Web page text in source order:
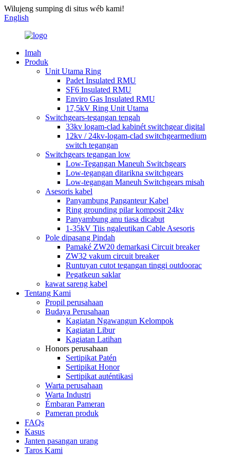
Wilujeng sumping di situs wéb kami!
English
Imah
Produk
Unit Utama Ring
Padet Insulated RMU
SF6 Insulated RMU
Enviro Gas Insulated RMU
17,5kV Ring Unit Utama
Switchgears-tegangan tengah
33kv logam-clad kabinét switchgear digital
12kv / 24kv-logam-clad switchgearmedium
switch tegangan
Switchgears tegangan low
Low-Tegangan Maneuh Switchgears
Low-tegangan ditarikna switchgears
Low-tegangan Maneuh Switchgears misah
Asesoris kabel
Panyambung Panganteur Kabel
Ring grounding pilar komposit 24kv
Panyambung anu tiasa dicabut
1-35kV Tiis ngaleutikan Cable Asesoris
Pole dipasang Pindah
Pamaké ZW20 demarkasi Circuit breaker
ZW32 vakum circuit breaker
Runtuyan cutot tegangan tinggi outdoorac
Pegatkeun saklar
kawat sareng kabel
Tentang Kami
Propil perusahaan
Budaya Perusahaan
Kagiatan Ngawangun Kelompok
Kagiatan Libur
Kagiatan Latihan
Honors perusahaan
Sertipikat Patén
Sertipikat Honor
Sertipikat auténtikasi
Warta perusahaan
Warta Industri
Émbaran Pameran
Pameran produk
FAQs
Kasus
Janten pasangan urang
Taros Kami